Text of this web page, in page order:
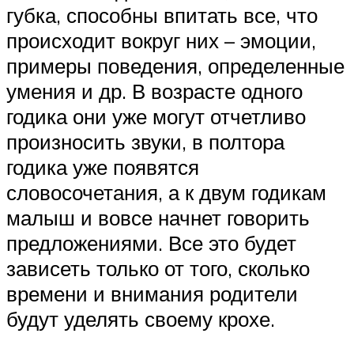
губка, способны впитать все, что
происходит вокруг них – эмоции,
примеры поведения, определенные
умения и др. В возрасте одного
годика они уже могут отчетливо
произносить звуки, в полтора
годика уже появятся
словосочетания, а к двум годикам
малыш и вовсе начнет говорить
предложениями. Все это будет
зависеть только от того, сколько
времени и внимания родители
будут уделять своему крохе.